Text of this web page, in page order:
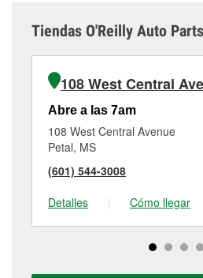
Tiendas O'Reilly Auto
108 West Central
Abre a las 7am
108 West Central Avenue
Petal, MS
(601) 544-3008
Detalles
| Cómo llegar